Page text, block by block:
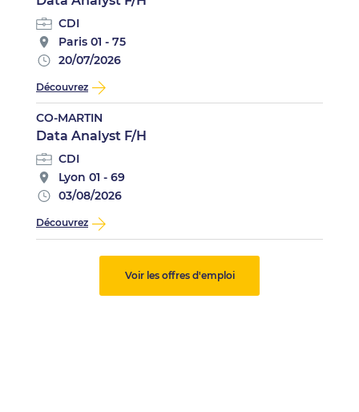
CDI
Paris 01 - 75
20/07/2026
Découvrez
CO-MARTIN
Data Analyst F/H
CDI
Lyon 01 - 69
03/08/2026
Découvrez
Voir les offres d'emploi